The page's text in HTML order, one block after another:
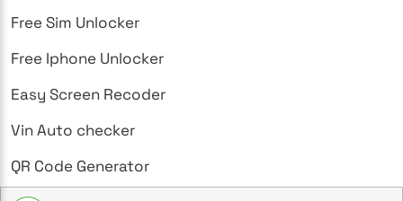
Free Sim Unlocker
Free Iphone Unlocker
Easy Screen Recoder
Vin Auto checker
QR Code Generator